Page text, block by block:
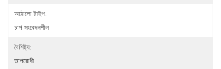
আঠালো টাইপ:
চাপ সংবেদনশীল
বৈশিষ্ট্য:
তাপরোধী